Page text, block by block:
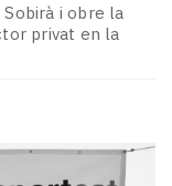
i obre la
privat en la